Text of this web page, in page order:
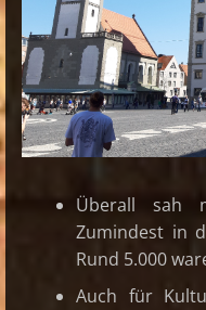
Überall sah
Zumindest in
Rund 5.000
Auch für